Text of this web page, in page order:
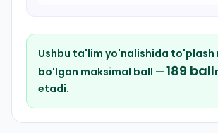
Ushbu ta'lim yo'nalishida to'plash
bo'lgan maksimal ball — 189 ball
etadi.